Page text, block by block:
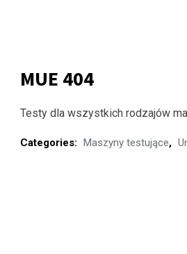
MUE 404
Testy dla wszystkich rodzajów
Categories: Maszyny testujące,